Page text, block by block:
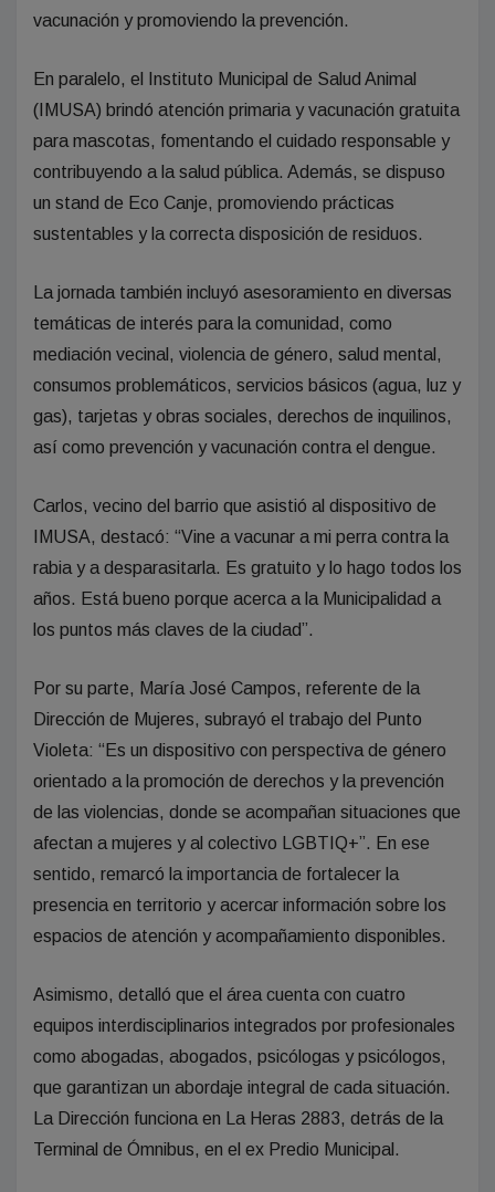
vacunación y promoviendo la prevención.
En paralelo, el Instituto Municipal de Salud Animal
(IMUSA) brindó atención primaria y vacunación gratuita
para mascotas, fomentando el cuidado responsable y
contribuyendo a la salud pública. Además, se dispuso
un stand de Eco Canje, promoviendo prácticas
sustentables y la correcta disposición de residuos.
La jornada también incluyó asesoramiento en diversas
temáticas de interés para la comunidad, como
mediación vecinal, violencia de género, salud mental,
consumos problemáticos, servicios básicos (agua, luz y
gas), tarjetas y obras sociales, derechos de inquilinos,
así como prevención y vacunación contra el dengue.
Carlos, vecino del barrio que asistió al dispositivo de
IMUSA, destacó: “Vine a vacunar a mi perra contra la
rabia y a desparasitarla. Es gratuito y lo hago todos los
años. Está bueno porque acerca a la Municipalidad a
los puntos más claves de la ciudad”.
Por su parte, María José Campos, referente de la
Dirección de Mujeres, subrayó el trabajo del Punto
Violeta: “Es un dispositivo con perspectiva de género
orientado a la promoción de derechos y la prevención
de las violencias, donde se acompañan situaciones que
afectan a mujeres y al colectivo LGBTIQ+”. En ese
sentido, remarcó la importancia de fortalecer la
presencia en territorio y acercar información sobre los
espacios de atención y acompañamiento disponibles.
Asimismo, detalló que el área cuenta con cuatro
equipos interdisciplinarios integrados por profesionales
como abogadas, abogados, psicólogas y psicólogos,
que garantizan un abordaje integral de cada situación.
La Dirección funciona en La Heras 2883, detrás de la
Terminal de Ómnibus, en el ex Predio Municipal.